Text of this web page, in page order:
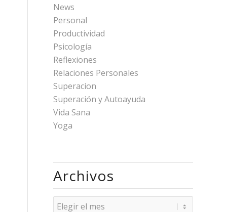
News
Personal
Productividad
Psicología
Reflexiones
Relaciones Personales
Superacion
Superación y Autoayuda
Vida Sana
Yoga
Archivos